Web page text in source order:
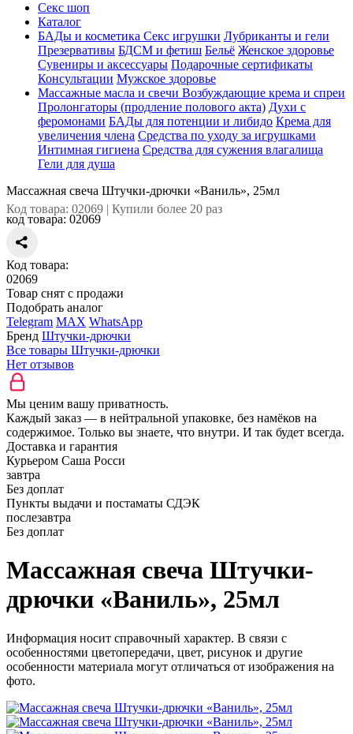
Секс шоп
Каталог
БАДы и косметика Секс игрушки Лубриканты и гели
Презервативы БДСМ и фетиш Бельё Женское здоровье
Сувениры и аксессуары Подарочные сертификаты
Консультации Мужское здоровье
Массажные масла и свечи Возбуждающие крема и спреи
Пролонгаторы (продление полового акта) Духи с
феромонами БАДы для потенции и либидо Крема для
увеличения члена Средства по уходу за игрушками
Интимная гигиена Средства для сужения влагалища
Гели для душа
Массажная свеча Штучки-дрючки «Ваниль», 25мл
Код товара: 02069 | Купили более 20 раз
код товара: 02069
Код товара:
02069
Товар снят с продажи
Подобрать аналог
Telegram MAX WhatsApp
Бренд Штучки-дрючки
Все товары Штучки-дрючки
Нет отзывов
Мы ценим вашу приватность.
Каждый заказ — в нейтральной упаковке, без намёков на
содержимое. Только вы знаете, что внутри. И так будет всегда.
Доставка и гарантия
Курьером Саша Росси
завтра
Без доплат
Пункты выдачи и постаматы СДЭК
послезавтра
Без доплат
Массажная свеча Штучки-
дрючки «Ваниль», 25мл
Информация носит справочный характер. В связи с
особенностями цветопередачи, цвет, рисунок и другие
особенности материала могут отличаться от изображения на
фото.